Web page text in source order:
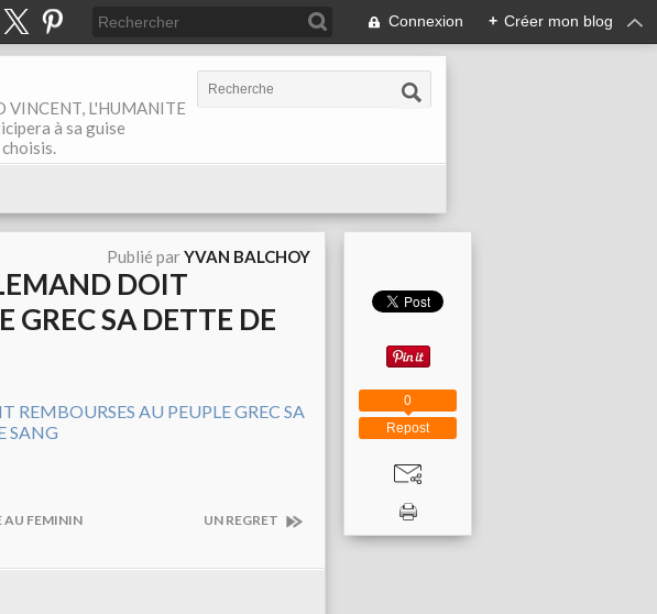
Connexion + Créer mon blog
VINCENT, L'HUMANITE
à sa guise
Publié parYVAN BALCHOY
DOIT
GREC SA DETTE DE
AU FEMININ UN REGRET
Repost
0